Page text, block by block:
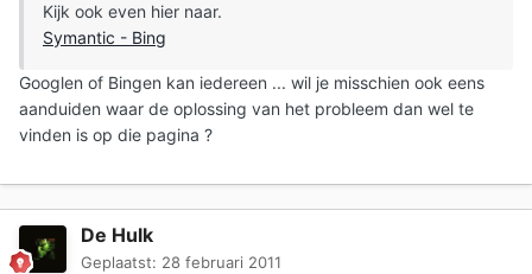
Kijk ook even hier naar.
Symantic - Bing
Googlen of Bingen kan iedereen ... wil je misschien ook eens
aanduiden waar de oplossing van het probleem dan wel te
vinden is op die pagina ?
De Hulk
Geplaatst: 28 februari 2011